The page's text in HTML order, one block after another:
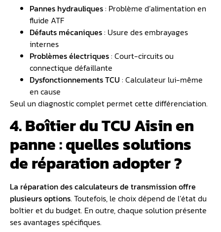
Pannes hydrauliques: Problème d’alimentation en
fluide ATF
Défauts mécaniques: Usure des embrayages
internes
Problèmes électriques: Court-circuits ou
connectique défaillante
Dysfonctionnements TCU : Calculateur lui-même
en cause
Seul un diagnostic complet permet cette différenciation.
4. Boîtier du TCU Aisin en
panne : quelles solutions
de réparation adopter ?
La réparation des calculateurs de transmission offre
plusieurs options. Toutefois, le choix dépend de l’état du
boîtier et du budget. En outre, chaque solution présente
ses avantages spécifiques.